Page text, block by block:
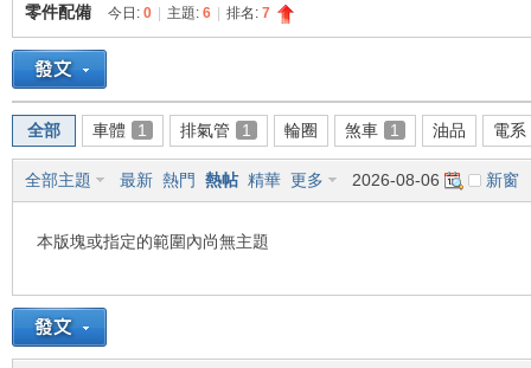
車
»
零件配備 今日: 0 主題: 6 排名: 7
全部 車體 1 排氣管 1 輪圈 煞車 1 油品 電系
新窗
全部主題 最新 熱門 熱帖 精華 更多 2026-08-06
本版塊或指定的範圍內尚無主題